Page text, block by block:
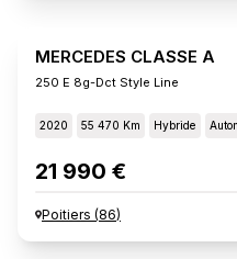
MERCEDES CLASSE A
250 E 8g-Dct Style Line
2020 55 470 Km Hybride
21 990 €
Poitiers (86)